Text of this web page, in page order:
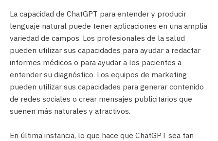
La capacidad de ChatGPT para entender y producir
lenguaje natural puede tener aplicaciones en una amplia
variedad de campos. Los profesionales de la salud
pueden utilizar sus capacidades para ayudar a redactar
informes médicos o para ayudar a los pacientes a
entender su diagnóstico. Los equipos de marketing
pueden utilizar sus capacidades para generar contenido
de redes sociales o crear mensajes publicitarios que
suenen más naturales y atractivos.
En última instancia, lo que hace que ChatGPT sea tan
Subscribe a nuestro newsletter
Regístrese para recibir actualizaciones, noticias,
promociones y adelantos de los próximos
productos.